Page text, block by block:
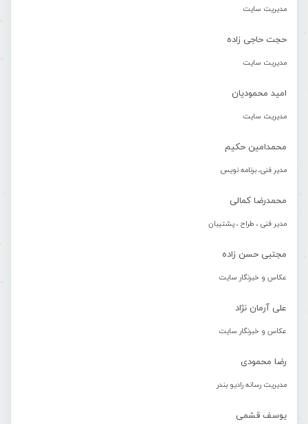
مدیریت سایت
حجت حاجی زاده
مدیریت سایت
امید محمودیان
مدیریت سایت
محمدامین حکیم
مدیر فنی، برنامه نویس
محمدرضا کمالی
مدیر فنی ، طراح ، پشتیبان
مجتبی حسن زاده
عکاس و خبرنگار سایت
علی آرمان نژاد
عکاس و خبرنگار سایت
رضا محمودی
مدیریت رسانه رادیو بندر
یوسف قشمی